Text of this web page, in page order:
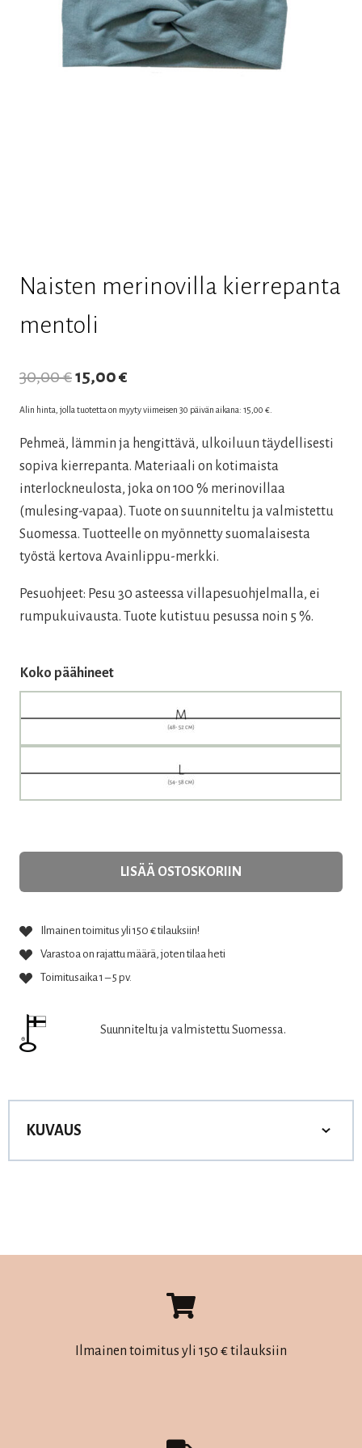
Naisten merinovilla kierrepanta
mentoli
30,00€Alkuperäinen
hinta
oli:
30,00 €.
15,00€
hinta
on:
15,00 €.
Alin hinta, jolla tuotetta on myyty viimeisen 30 päivän aikana: 15,00 €
Pehmeä, lämmin ja hengittävä, ulkoiluun täydellisesti
sopiva kierrepanta. Materiaali on kotimaista
interlockneulosta, joka on 100 % merinovillaa
(mulesing-vapaa). Tuote on suunniteltu ja valmistettu
Suomessa. Tuotteelle on myönnetty suomalaisesta
työstä kertova Avainlippu-merkki.
Pesuohjeet: Pesu 30 asteessa villapesuohjelmalla, ei
rumpukuivausta. Tuote kutistuu pesussa noin 5 %.
Koko päähineet
LISÄÄ OSTOSKORIIN
Ilmainen toimitus yli 150 € tilauksiin!
Varastoa on rajattu määrä, joten tilaa heti
Toimitusaika 1 – 5 pv.
Suunniteltu ja valmistettu Suomessa.
KUVAUS
Ilmainen toimitus yli 150 € tilauksiin